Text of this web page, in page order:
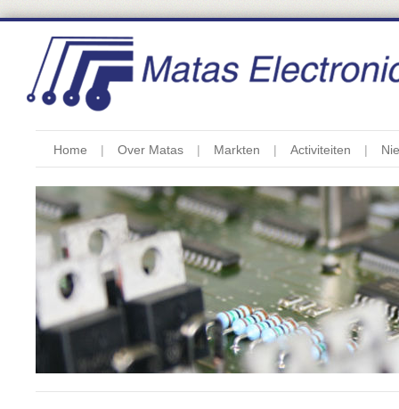
Home Over Matas Markten Activiteiten